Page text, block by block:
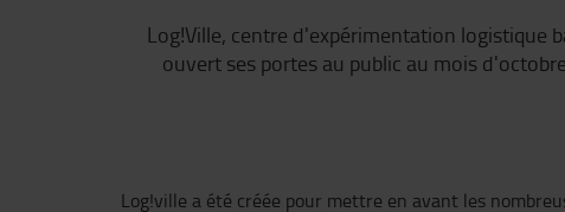
Log!Ville, centre d'expérimentation logistique
ouvert ses portes au public au mois
Log!ville a été créée pour mettre en avant les